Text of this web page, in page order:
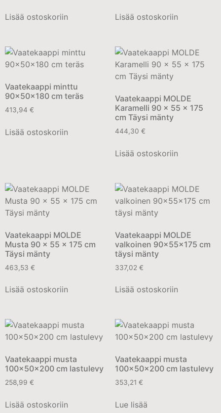
Lisää ostoskoriin Lisää ostoskoriin
Vaatekaappi minttu
90x50x180 cm teräs
413,94 €
Lisää ostoskoriin
Vaatekaappi MOLDE
Karamelli 90 x 55 x 175
cm Täysi mänty
444,30 €
Lisää ostoskoriin
Vaatekaappi MOLDE
Musta 90 x 55 x 175 cm
Täysi mänty
463,53 €
Lisää ostoskoriin
Vaatekaappi MOLDE
valkoinen 90x55x175 cm
täysi mänty
337,02 €
Lisää ostoskoriin
Vaatekaappi musta
100x50x200 cm lastulevy
258,99 €
Lisää ostoskoriin
Vaatekaappi musta
100x50x200 cm lastulevy
353,21 €
Lue lisää